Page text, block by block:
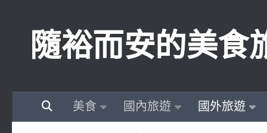
隨裕而安的美食
美食 國內旅遊 國外旅遊